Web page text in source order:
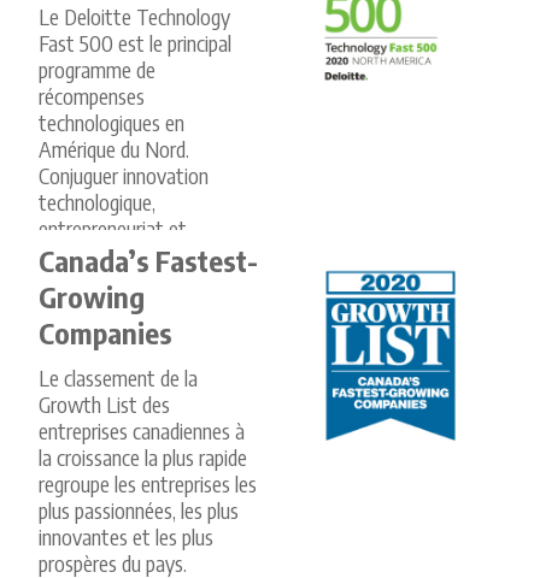
Le Deloitte Technology
Fast 500 est le principal
programme de
récompenses
technologiques en
Amérique du Nord.
Conjuguer innovation
technologique,
entrepreneuriat et
croissance rapide. Les
entreprises du Fast 500
couvrent une variété de
secteurs industriels. Ces
pointe de la technologie et
transforment notre façon
de faire des affaires
aujourd'hui.
Canada’s Fastest-
Growing
Companies
Le classement de la
Growth List des
entreprises canadiennes à
la croissance la plus rapide
regroupe les entreprises les
plus passionnées, les plus
innovantes et les plus
prospères du pays.